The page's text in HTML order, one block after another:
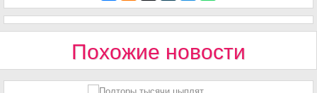
Похожие новости